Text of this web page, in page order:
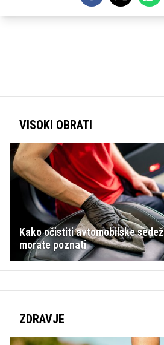
VISOKI OBRATI
Kako očistiti avtomobilske
morate poznati
ZDRAVJE